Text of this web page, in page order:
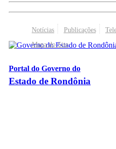
Notícias Publicações
Mapa do Site
Portal do Governo do
Estado de Rondônia